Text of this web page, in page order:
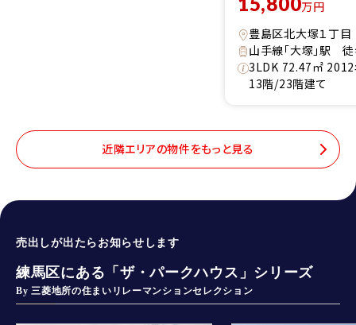
万円
豊島区北大塚１丁目
山手線「大塚」駅
3LDK 72.47㎡
13階/23階建て
近隣エリアの物件をもっと見る
売出しが出たらお知らせします
練馬区にある「ザ・パークハウス」シリーズ
By 三菱地所の住まいリレーマンションセレクション